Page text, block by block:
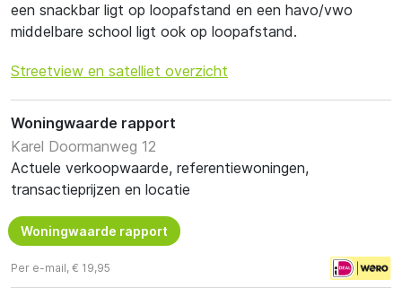
een snackbar ligt op loopafstand en een havo/vwo
middelbare school ligt ook op loopafstand.
Streetview en satelliet overzicht
Woningwaarde rapport
Karel Doormanweg 12
Actuele verkoopwaarde, referentiewoningen,
transactieprijzen en locatie
Woningwaarde rapport
Per e-mail, € 19,95